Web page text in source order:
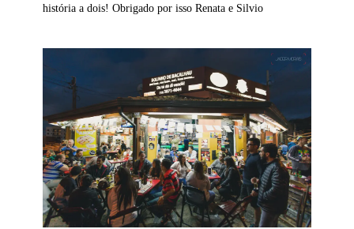
história a dois! Obrigado por issoRenata e Silvio